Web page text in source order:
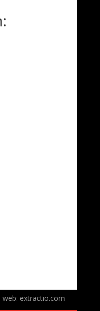
extractio.com